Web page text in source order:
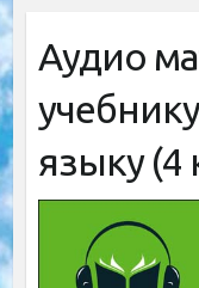
Аудио
языку (4